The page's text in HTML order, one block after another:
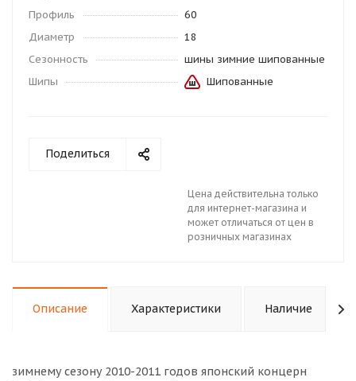
Профиль
60
Диаметр
18
Сезонность
шины зимние шипованные
Шипы
Шипованные
Поделиться
Цена действительна только
для интернет-магазина и
может отличаться от цен в
розничных магазинах
Описание Характеристики Наличие
зимнему сезону 2010-2011 годов японский концерн